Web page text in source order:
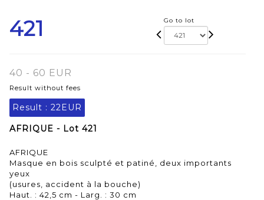
421 Go to lot
40 - 60 EUR
Result without fees
Result : 22EUR
AFRIQUE - Lot 421
AFRIQUE
Masque en bois sculpté et patiné, deux importants
yeux
(usures, accident à la bouche)
Haut. : 42,5 cm - Larg. : 30 cm